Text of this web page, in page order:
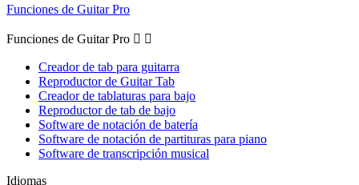
Funciones de Guitar Pro
Funciones de Guitar Pro  
Creador de tab para guitarra
Reproductor de Guitar Tab
Creador de tablaturas para bajo
Reproductor de tab de bajo
Software de notación de batería
Software de notación de partituras para piano
Software de transcripción musical
Idiomas